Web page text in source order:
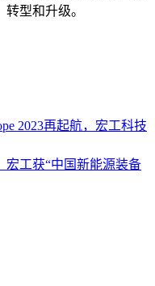
型和升级。
2023再起航，宏工科技
宏工获“中国新能源装备